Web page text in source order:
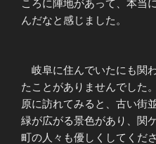
ころに陣地があって、本当
んだなと感じました。
岐阜に住んでいたにも関
たことがありませんでした
原に訪れてみると、古い街
緑が広がる景色があり、関
町の人々も優しくしてくだ